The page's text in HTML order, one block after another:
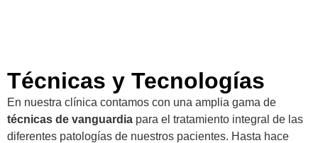
Técnicas y Tecnologías
En nuestra clínica contamos con una amplia gama de
técnicas de vanguardia para el tratamiento integral de las
diferentes patologías de nuestros pacientes. Hasta hace